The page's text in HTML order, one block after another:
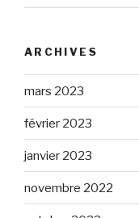
ARCHIVES
mars 2023
février 2023
janvier 2023
novembre 2022